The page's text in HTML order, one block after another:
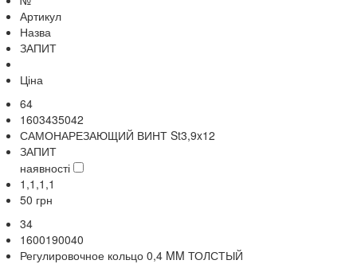
Артикул
Назва
ЗАПИТ
Ціна
64
1603435042
САМОНАРЕЗАЮЩИЙ ВИНТ St3,9x12
ЗАПИТ
наявності
1,1,1,1
50 грн
34
1600190040
Регулировочное кольцо 0,4 MM ТОЛСТЫЙ